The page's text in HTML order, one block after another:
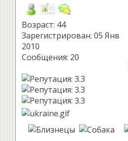
Возраст: 44
Зарегистрирован: 05 Янв
2010
Сообщения: 20